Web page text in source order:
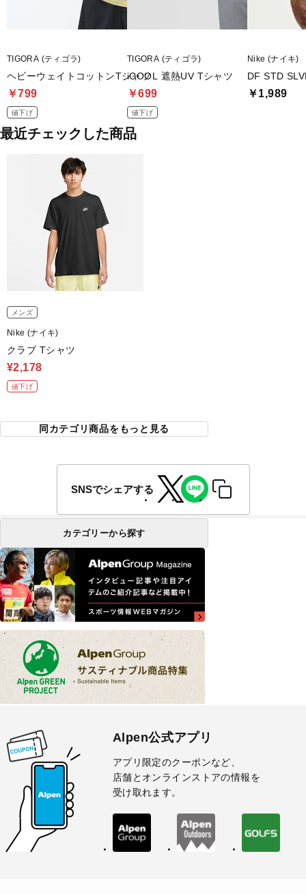
TIGORA (ティゴラ)
ヘビーウェイトコットンTシャツ
￥799
値下げ
TIGORA (ティゴラ)
iCOOL 遮熱UV Tシャツ
￥699
値下げ
Nike (ナイキ)
DF STD
￥1,989
最近チェックした商品
メンズ
Nike (ナイキ)
クラブ Tシャツ
¥2,178
値下げ
同カテゴリ商品をもっと見る
SNSでシェアする
カテゴリーから探す
Alpen公式アプリ
アプリ限定のクーポンなど、
店舗とオンラインストアの情報を
受け取れます。